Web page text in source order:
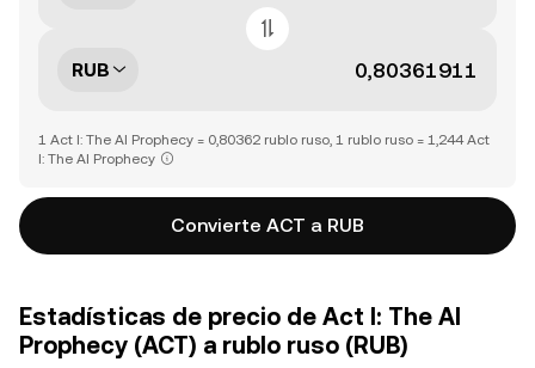
RUB
1 Act I: The AI Prophecy = 0,80362 rublo ruso, 1 rublo ruso = 1,244 Act
I: The AI Prophecy
Convierte ACT a RUB
Estadísticas de precio de Act I: The AI
Prophecy (ACT) a rublo ruso (RUB)